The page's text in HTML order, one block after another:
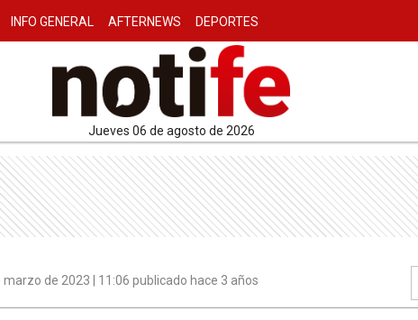
INFO GENERAL AFTERNEWS DEPORTES
jueves 06 de agosto de 2026
marzo de 2023 | 11:06 publicado hace 3 años